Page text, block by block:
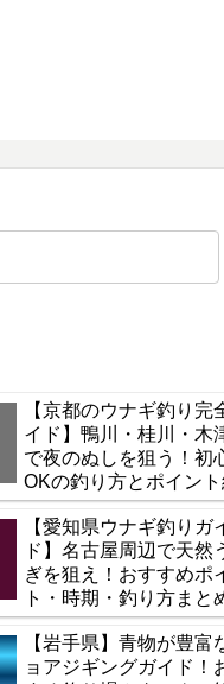
【京都のウナギ釣り完
イド】鴨川・桂川・木
で夜のぬしを狙う！初
OKの釣り方とポイン
【愛知県ウナギ釣りガ
ド】名古屋周辺で天然
ぎを狙え！おすすめポ
ト・時期・釣り方まと
【岩手県】青物が豊富
ョアジギングガイド！